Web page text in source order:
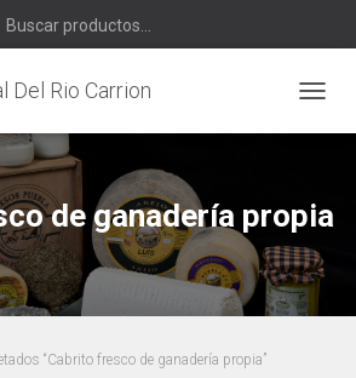
B
a
p
o
Buscar productos…
Del Rio Carrion
MODO
de ganadería propia
“Cabrito fresco de ganadería propia”